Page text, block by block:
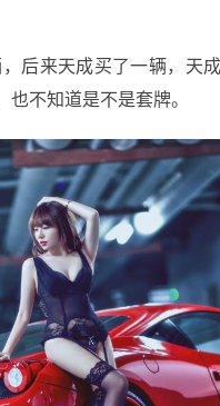
后来天成买了一辆，天
不知道是不是套牌。